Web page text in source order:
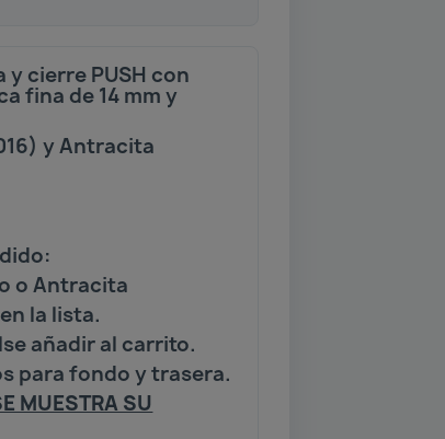
cierre PUSH con
fina de 14 mm y
y Antracita
o Antracita
la lista.
añadir al carrito.
para fondo y trasera.
MUESTRA SU